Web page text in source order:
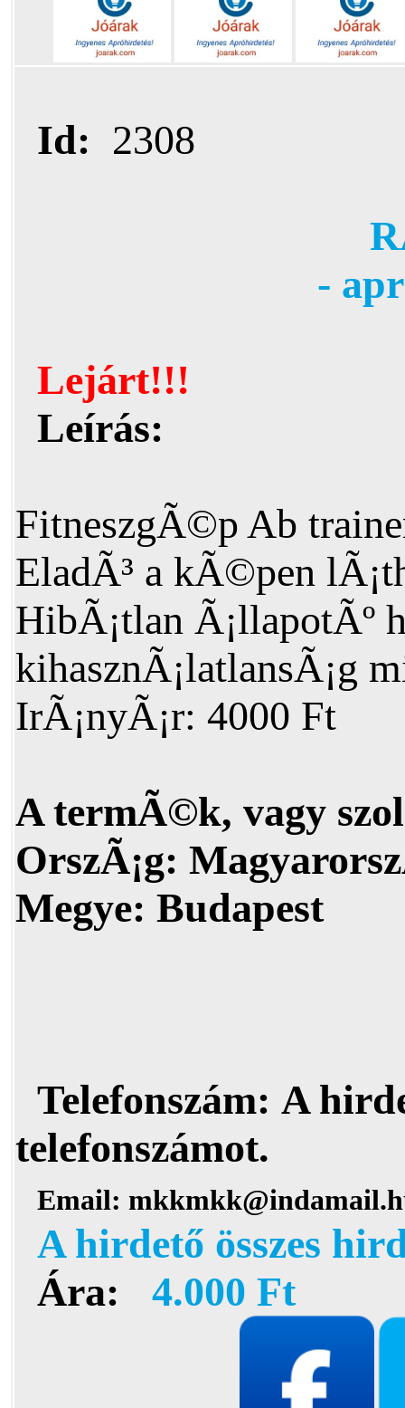
Id: 2308
-
Lejárt!!!
Leírás:
FitneszgÃ©p Ab
EladÃ³ a kÃ©pen
HibÃ¡tlan Ã¡llapotÃº
kihasznÃ¡latlansÃ¡g
IrÃ¡nyÃ¡r: 4000 Ft
A termÃ©k, vagy
OrszÃ¡g:
Megye: Budapest
Telefonszám: A
telefonszámot.
Email:
A hirdető összes
Ára:
4.000 Ft